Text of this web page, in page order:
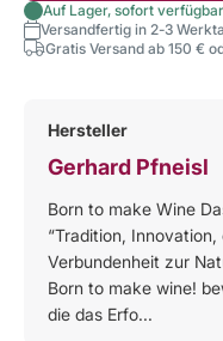
Auf Lager, sofort verfügbar
Versandfertig in 2-3
Gratis Versand ab 150 €
Hersteller
Gerhard Pfneisl
Born to make Wine
“Tradition,
Verbundenheit zur
Born to make wine!
die das Erfo...